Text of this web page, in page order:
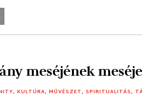
meséjének meséje
,KULTÚRA,MŰVÉSZET,SPIRITUALITÁS,